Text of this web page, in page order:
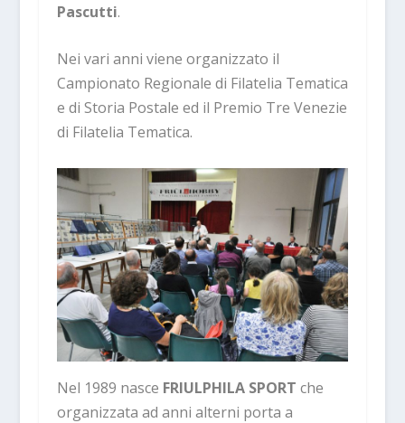
Pascutti.
Nei vari anni viene organizzato il
Campionato Regionale di Filatelia Tematica
e di Storia Postale ed il Premio Tre Venezie
di Filatelia Tematica.
Nel 1989 nasce FRIULPHILA SPORT che
organizzata ad anni alterni porta a